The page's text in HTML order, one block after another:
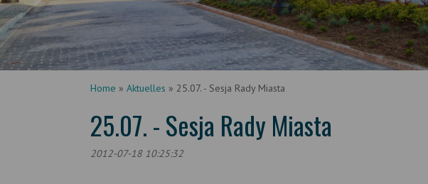
Home » Aktuelles » 25.07. - Sesja Rady Miasta
25.07. - Sesja Rady Miasta
2012-07-18 10:25:32